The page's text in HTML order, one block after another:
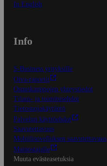
In English
Info
S-Business yrityksille
Oiva-raportit
Osuuskauppojen yhteystiedot
Tilaus- ja toimitusehdot
Tietosuojakäytäntö
Palvelun käyttöehdot
Saavutettavuus
Mobiilisovelluksen saavutettavuus
Mainostajalle
Muuta evästeasetuksia